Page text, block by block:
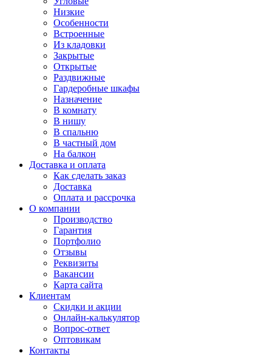
Низкие
Особенности
Встроенные
Из кладовки
Закрытые
Открытые
Раздвижные
Гардеробные шкафы
Назначение
В комнату
В нишу
В спальню
В частный дом
На балкон
Доставка и оплата
Как сделать заказ
Доставка
Оплата и рассрочка
О компании
Производство
Гарантия
Портфолио
Отзывы
Реквизиты
Вакансии
Карта сайта
Клиентам
Скидки и акции
Онлайн-калькулятор
Вопрос-ответ
Оптовикам
Контакты